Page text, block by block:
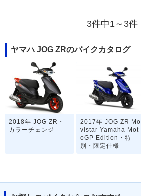
3件中1～3件
ヤマハ JOG ZRのバイクカタログ
2018年 JOG ZR・
カラーチェンジ
2017年 JOG ZR Mo
vistar Yamaha Mot
oGP Edition・特
別・限定仕様